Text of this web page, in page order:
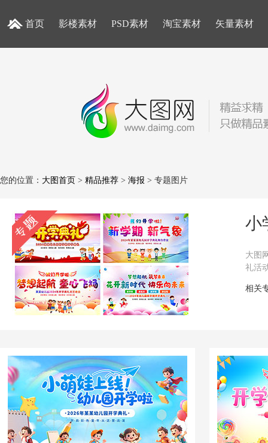
首页 影楼素材 PSD素材 淘宝素材 矢量素材
您的位置： 大图首页 > 精品推荐 > 海报 > 专题图片
小
大图
礼活
相关